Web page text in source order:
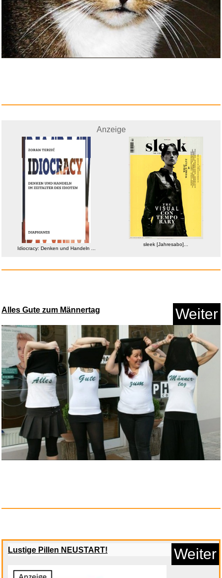
Siemens SN53HS10TE iQ300
Ameisenköderdose für...
Anzeige
WeightWorld Creatin
Monohydrat...
Anzeige
Superfit Jungen
FUSSBETTPANTOF...
Anzeige
Idiocracy: Denken und Handeln ...
sleek [Jahresabo]...
Alles Gute zum Männertag Weiter
Lustige Pillen NEUSTART! Weiter